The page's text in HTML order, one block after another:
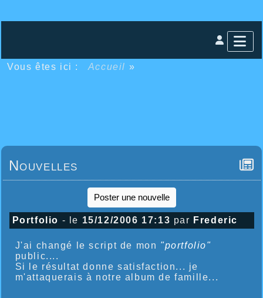
Vous êtes ici : Accueil »
Nouvelles
Poster une nouvelle
Portfolio - le 15/12/2006 17:13 par Frederic
J'ai changé le script de mon "portfolio"
public....
Si le résultat donne satisfaction... je
m'attaquerais à notre album de famille...